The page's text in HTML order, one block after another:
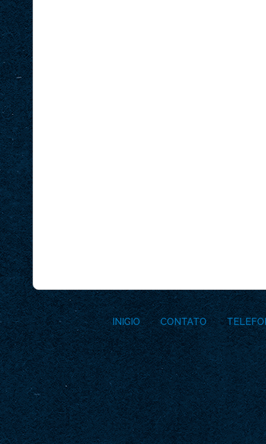
INICIO CONTATO